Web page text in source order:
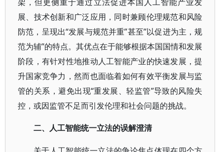
展、技术创新和广泛应用，同时兼顾伦理规范和风险
防范，呈现出“发展与规范并重”甚至”以促进为主，规
范为辅”的特点。其优点在于能够根据本国国情和发展
阶段，有针对性地推动人工智能产业的快速发展，提
升国家竞争力，然而也面临着如何有效平衡发展与监
管的关系，避免出现“重发展、轻监管”导致的风险失
控，或因监管不足而引发伦理和社会问题的挑战。
二、人工智能统一立法的误解澄清